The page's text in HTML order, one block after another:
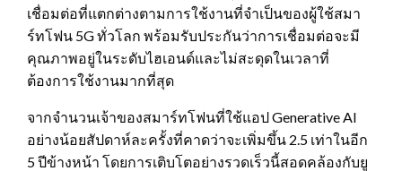
เชื่อมต่อที่แตกต่างตามการใช้งานที่จำเป็นของผู้ใช้สมา
ร์ทโฟน 5G ทั่วโลก พร้อมรับประกันว่าการเชื่อมต่อจะมี
คุณภาพอยู่ในระดับไฮเอนด์และไม่สะดุดในเวลาที่
ต้องการใช้งานมากที่สุด
จากจำนวนเจ้าของสมาร์ทโฟนที่ใช้แอป Generative AI
อย่างน้อยสัปดาห์ละครั้งที่คาดว่าจะเพิ่มขึ้น 2.5 เท่าในอีก
5 ปีข้างหน้า โดยการเติบโตอย่างรวดเร็วนี้สอดคล้องกับยู